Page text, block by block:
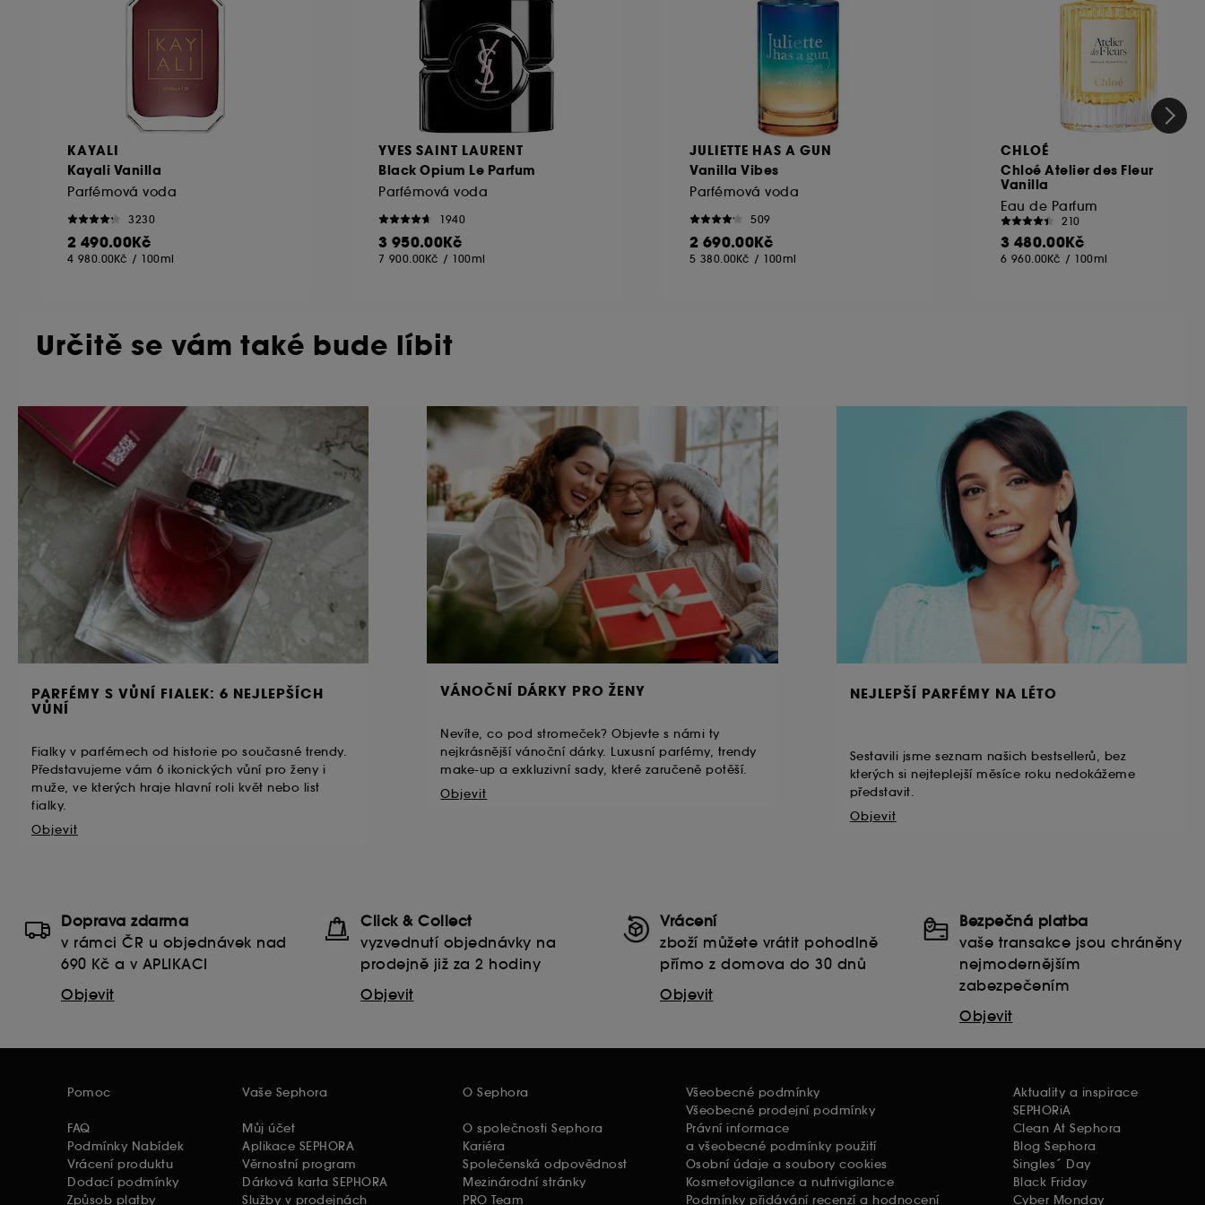
KAYALI
Kayali Vanilla
Parfémová voda
3230
2 490.00Kč
4 980.00Kč / 100ml
YVES SAINT LAURENT
Black Opium Le Parfum
Parfémová voda
1940
3 950.00Kč
7 900.00Kč / 100ml
JULIETTE HAS A GUN
Vanilla Vibes
Parfémová voda
509
2 690.00Kč
5 380.00Kč / 100ml
CHLOÉ
Chloé Atelier des Fleur
Vanilla
Eau de Parfum
210
3 480.00Kč
6 960.00Kč / 100ml
Určitě se vám také bude líbit
PARFÉMY S VŮNÍ FIALEK: 6 NEJLEPŠÍCH
VŮNÍ
Fialky v parfémech od historie po současné trendy.
Představujeme vám 6 ikonických vůní pro ženy i
muže, ve kterých hraje hlavní roli květ nebo list
fialky.
Objevit
VÁNOČNÍ DÁRKY PRO ŽENY
Nevíte, co pod stromeček? Objevte s námi ty
nejkrásnější vánoční dárky. Luxusní parfémy, trendy
make-up a exkluzivní sady, které zaručeně potěší.
Objevit
NEJLEPŠÍ PARFÉMY NA LÉTO
Sestavili jsme seznam našich bestsellerů, bez
kterých si nejteplejší měsíce roku nedokážeme
představit.
Objevit
Doprava zdarma
v rámci ČR u objednávek nad
690 Kč a v APLIKACI
Objevit
Click & Collect
vyzvednutí objednávky na
prodejně již za 2 hodiny
Objevit
Vrácení
zboží můžete vrátit pohodlně
přímo z domova do 30 dnů
Objevit
Bezpečná platba
vaše transakce jsou chráněny
nejmodernějším
zabezpečením
Objevit
Pomoc
FAQ
Podmínky Nabídek
Vrácení produktu
Dodací podmínky
Způsob platby
Vaše Sephora
Můj účet
Aplikace SEPHORA
Věrnostní program
Dárková karta SEPHORA
Služby v prodejnách
O Sephora
O společnosti Sephora
Kariéra
Společenská odpovědnost
Mezinárodní stránky
PRO Team
Všeobecné podmínky
Všeobecné prodejní podmínky
Právní informace
a všeobecné podmínky použití
Osobní údaje a soubory cookies
Kosmetovigilance a nutrivigilance
Podmínky přidávání recenzí a hodnocení
Aktuality a inspirace
SEPHORiA
Clean At Sephora
Blog Sephora
Singles´ Day
Black Friday
Cyber Monday